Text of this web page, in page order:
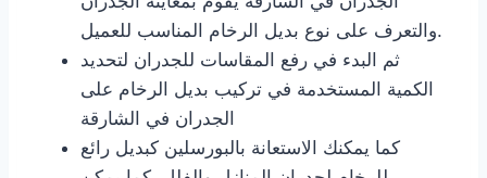
والتعرف على نوع بديل الرخام المناسب للعميل.
ثم البدء في رفع المقاسات للجدران لتحديد
الكمية المستخدمة في تركيب بديل الرخام على
الجدران في الشارقة
كما يمكنك الاستعانة بالبورسلين كبديل رائع